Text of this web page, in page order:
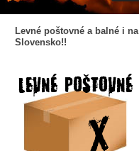
Levné poštovné a balné i na
Slovensko!!